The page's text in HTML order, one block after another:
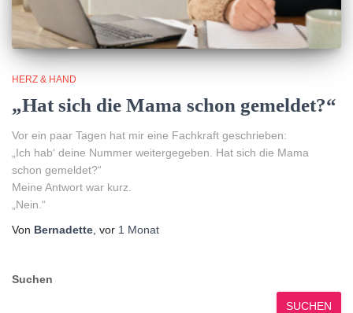
HERZ & HAND
„Hat sich die Mama schon gemeldet?“
Vor ein paar Tagen hat mir eine Fachkraft geschrieben:
„Ich hab‘ deine Nummer weitergegeben. Hat sich die Mama
schon gemeldet?“
Meine Antwort war kurz.
„Nein.“
Von Bernadette , vor 1 Monat
Suchen
SUCHEN